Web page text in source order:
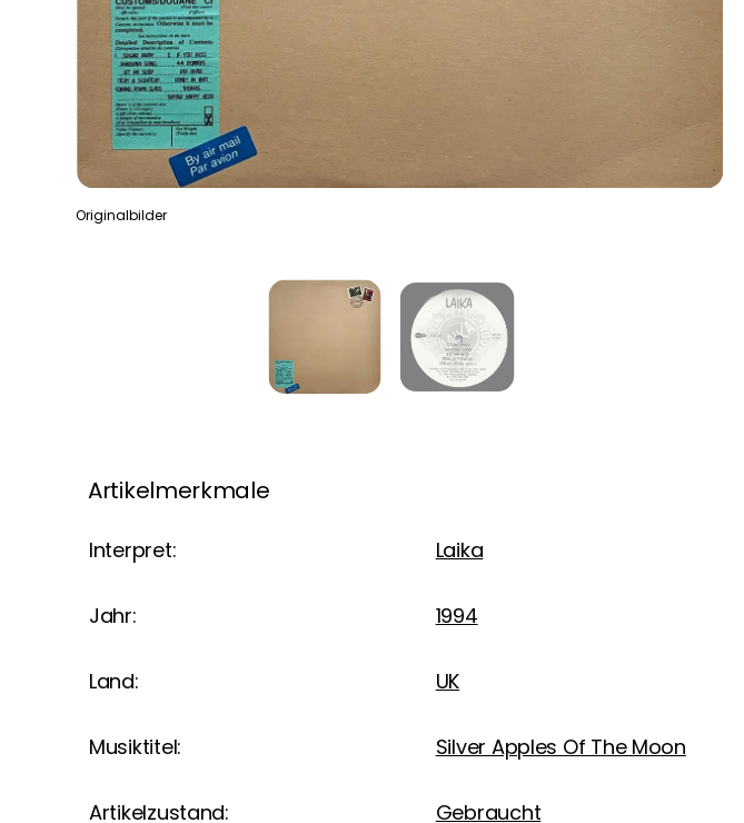
Originalbilder
Artikelmerkmale
Interpret: Laika
Jahr: 1994
Land: UK
Musiktitel: Silver Apples Of The Moon
Artikelzustand: Gebraucht